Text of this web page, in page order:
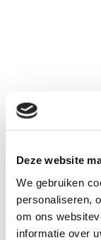
Deze website
We gebruiken
personaliseren,
om ons
informatie over